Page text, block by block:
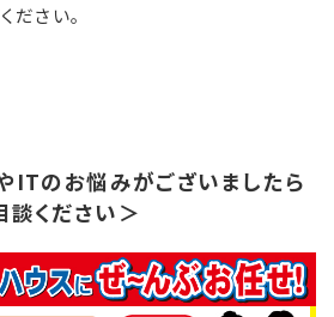
ださい。
ITのお悩みがございましたら
談ください＞